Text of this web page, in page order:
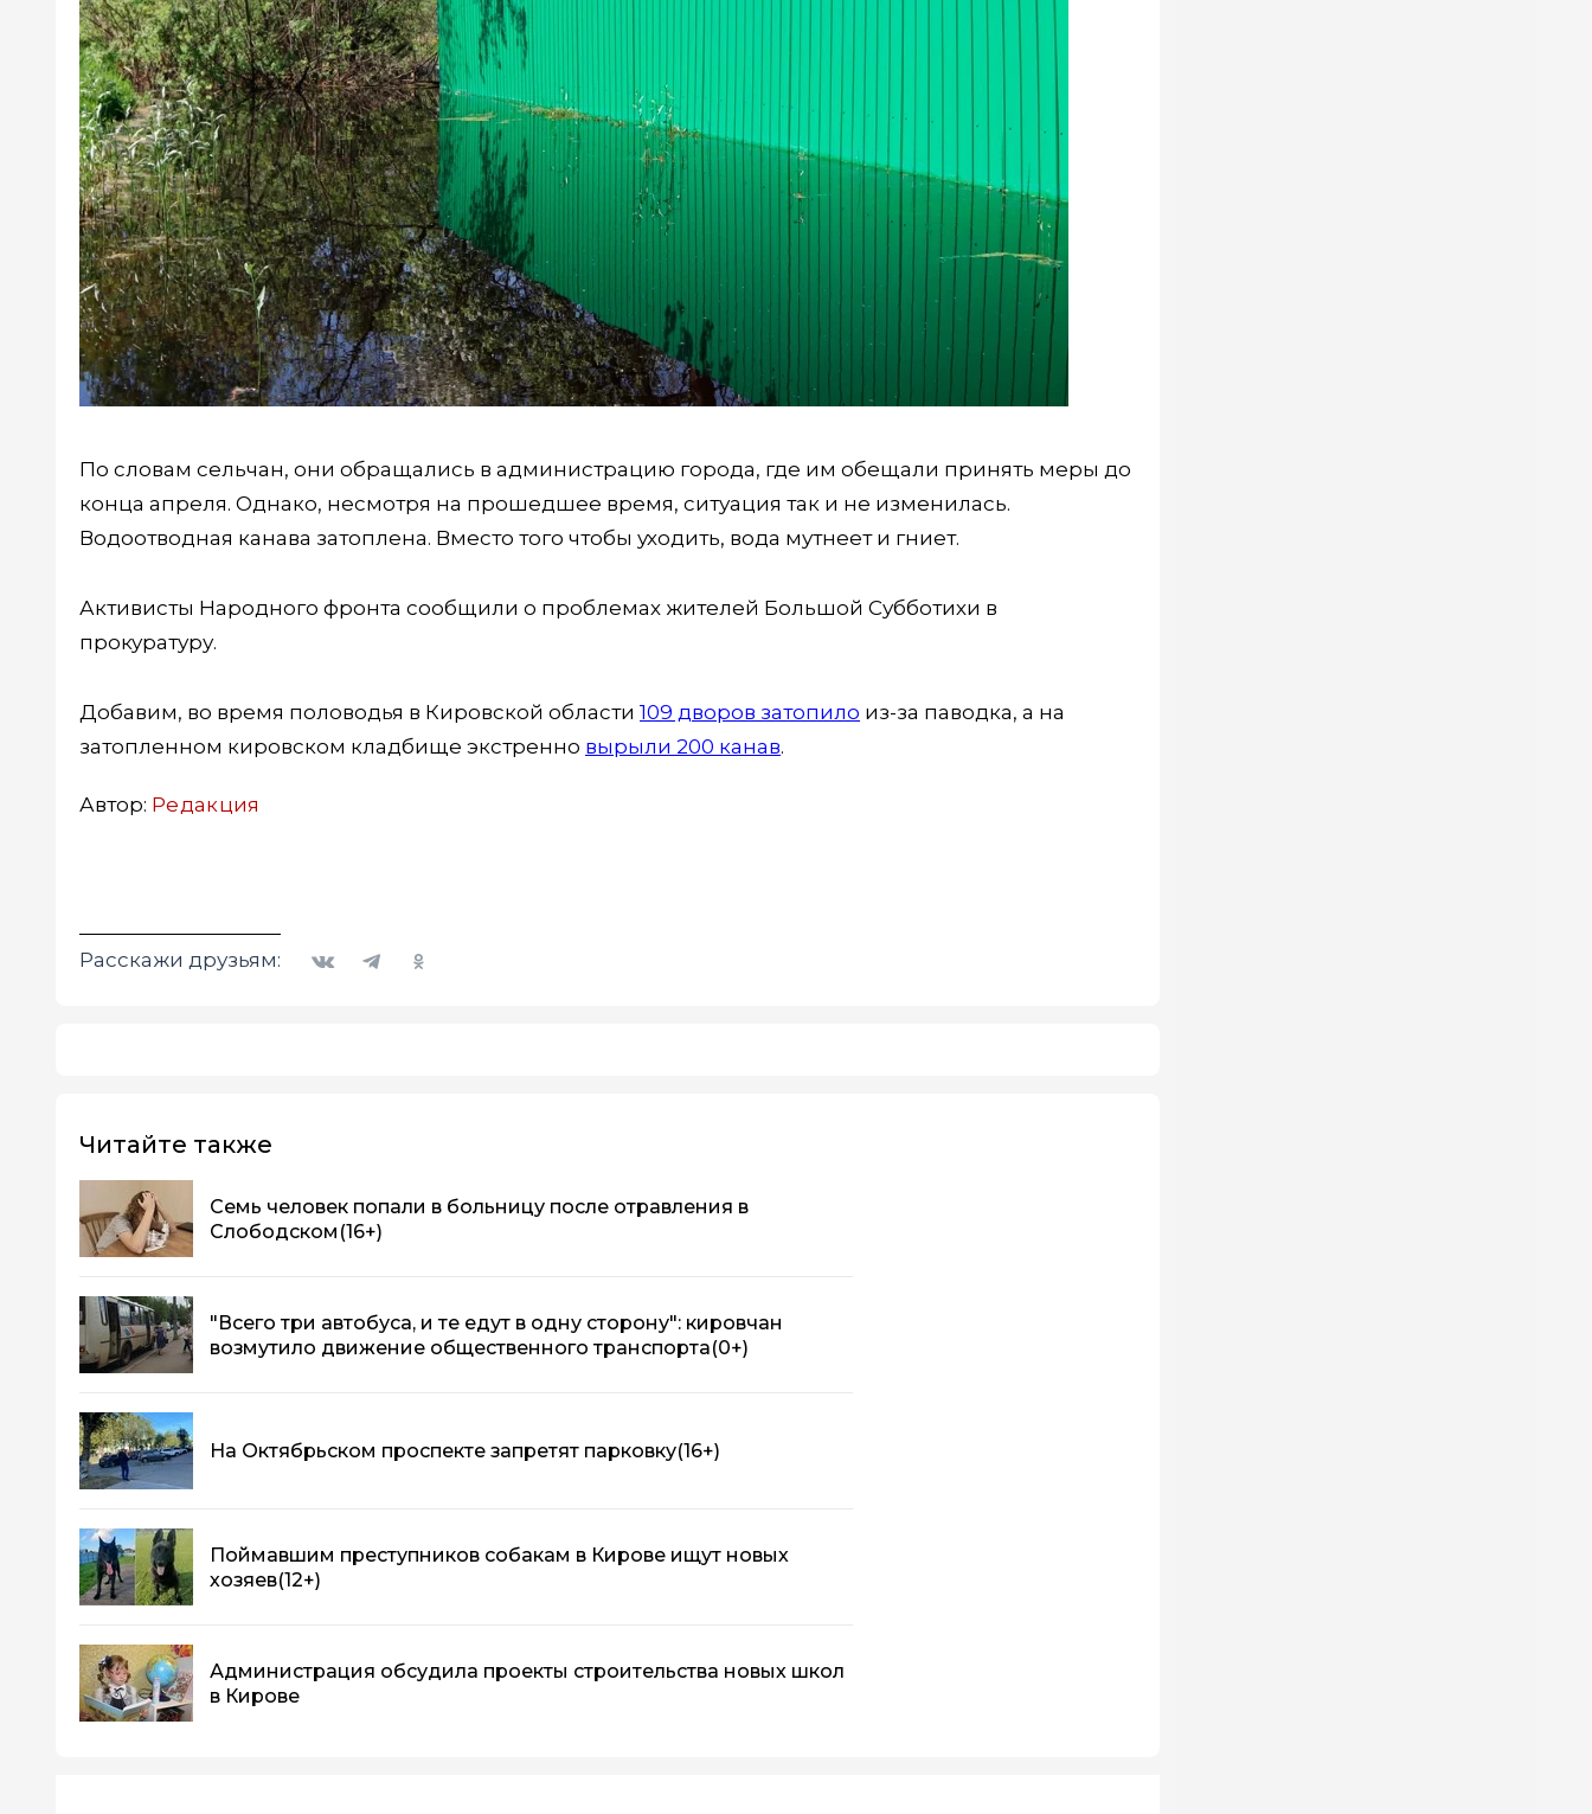
По словам сельчан, они обращались в администрацию города, где им обещали принять меры до
конца апреля. Однако, несмотря на прошедшее время, ситуация так и не изменилась.
Водоотводная канава затоплена. Вместо того чтобы уходить, вода мутнеет и гниет.
Активисты Народного фронта сообщили о проблемах жителей Большой Субботихи в
прокуратуру.
Добавим, во время половодья в Кировской области 109 дворов затопило из-за паводка, а на
затопленном кировском кладбище экстренно вырыли 200 канав.
Автор: Редакция
Расскажи друзьям:
Читайте также
Семь человек попали в больницу после отравления в
Слободском (16+)
"Всего три автобуса, и те едут в одну сторону": кировчан
возмутило движение общественного транспорта(0+)
На Октябрьском проспекте запретят парковку(16+)
Поймавшим преступников собакам в Кирове ищут новых
хозяев(12+)
Администрация обсудила проекты строительства новых школ
в Кирове